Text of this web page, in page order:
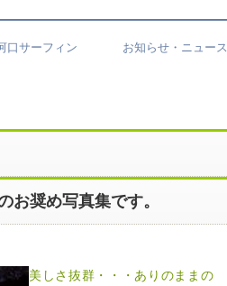
口サーフィン お知らせ・ニュース
お奨め写真集です。
美しさ抜群・・・ありのままの